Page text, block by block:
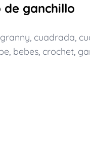
de ganchillo
granny, cuadrada,
, bebes, crochet,